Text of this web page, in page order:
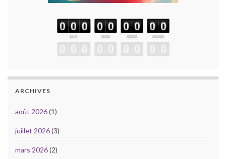
ARCHIVES
août 2026(1)
juillet 2026(3)
mars 2026(2)